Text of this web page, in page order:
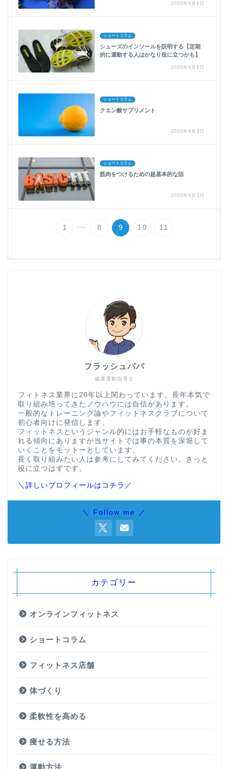
2020年6月6日
ショートコラム
シューズのインソールを説明する【定期
的に運動する人はかなり役に立つかも】
2020年6月6日
ショートコラム
クエン酸サプリメント
2020年6月3日
ショートコラム
筋肉をつけるための超基本的な話
2020年6月3日
1 ... 8 9 10 11
健康運動指導士
フラッシュパパ
フィトネス業界に20年以上関わっています。長年本気で
取り組み培ってきたノウハウには自信があります。
一般的なトレーニング論やフィットネスクラブについて
初心者向けに発信します。
フィットネスというジャンル的にはお手軽なものが好ま
れる傾向にありますが当サイトでは事の本質を深堀して
いくことをモットーとしています。
長く取り組みたい人は参考にしてみてください。きっと
役に立つはずです。
＼詳しいプロフィールはコチラ／
＼ Follow me ／
カテゴリー
オンラインフィットネス
ショートコラム
フィットネス店舗
体づくり
柔軟性を高める
痩せる方法
運動方法